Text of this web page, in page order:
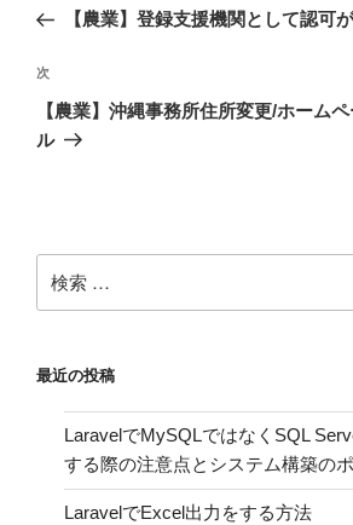
ビ
ゲ
ー
去
投
稿
【農業】登録支援機関として認可
次
の
投
次
【農業】沖縄事務所住所変更/ホーム
ル
索:
最近の投稿
LaravelでMySQLではなくSQL
する際の注意点とシステム構築の
LaravelでExcel出力をする方法